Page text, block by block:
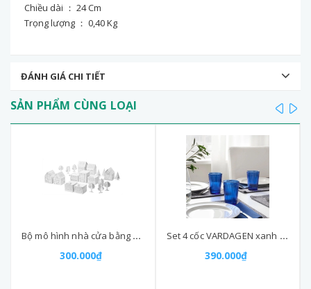
Chiều dài ： 24 Cm
Trọng lượng ： 0,40 Kg
ĐÁNH GIÁ CHI TIẾT
SẢN PHẨM CÙNG LOẠI
Bộ mô hình nhà cửa bằng bìa cứng MALA IKEA - thủ công cho bé
300.000₫
Set 4 cốc VARDAGEN xanh 310ml
390.000₫
prev